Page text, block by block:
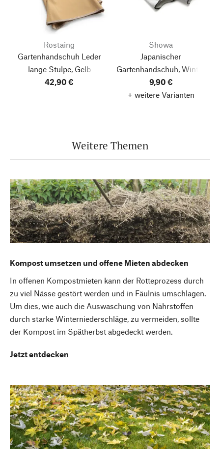
Rostaing
Gartenhandschuh Leder
lange Stulpe, Gelb
42,90 €
Showa
Japanischer
Gartenhandschuh, Winter
9,90 €
+ weitere Varianten
Weitere Themen
Kompost umsetzen und offene Mieten abdecken
In offenen Kompostmieten kann der Rotteprozess durch
zu viel Nässe gestört werden und in Fäulnis umschlagen.
Um dies, wie auch die Auswaschung von Nährstoffen
durch starke Winterniederschläge, zu vermeiden, sollte
der Kompost im Spätherbst abgedeckt werden.
Jetzt entdecken